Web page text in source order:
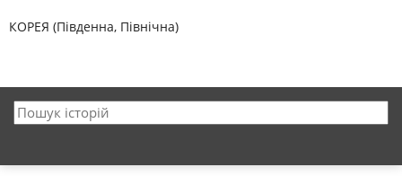
КОРЕЯ (Південна, Північна)